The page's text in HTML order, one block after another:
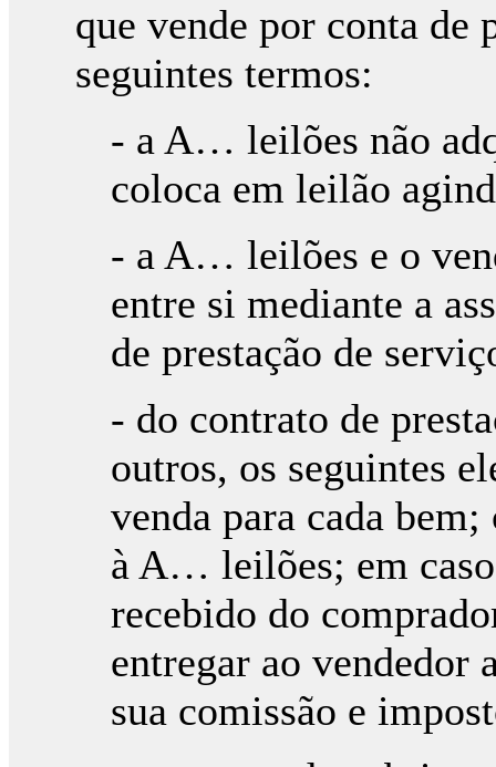
que vende por conta de
seguintes termos:
- a A… leilões não
coloca em leilão
- a A… leilões e o
entre si mediante a
de prestação de
- do contrato de
outros, os seguintes
venda para cada
à A… leilões; em
recebido do
entregar ao vendedor
sua comissão e